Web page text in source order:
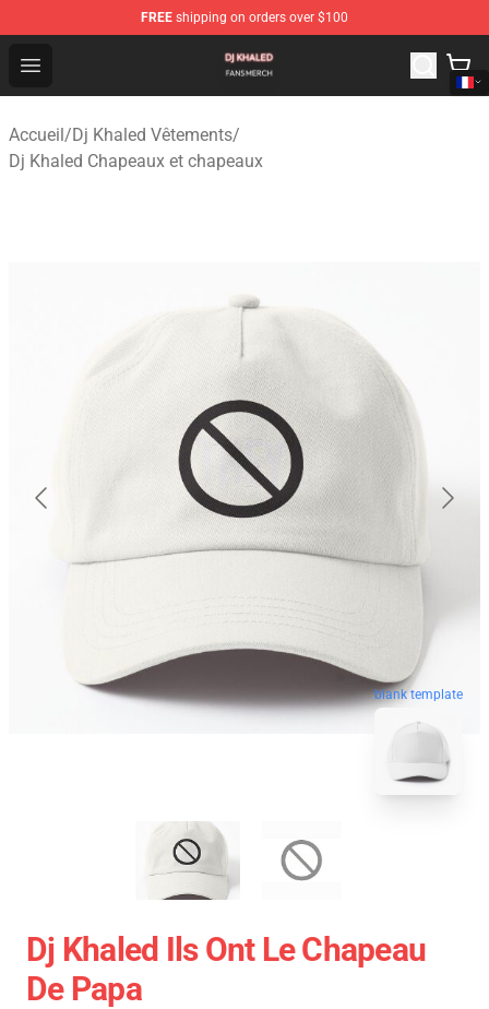
FREE shipping on orders over $100
Open menu
Dj Khaled Shop - Official Dj Khaled Merchandise Store
Accueil/Dj Khaled Vêtements/
Dj Khaled Chapeaux et chapeaux
blank template
Dj Khaled Ils Ont Le Chapeau
De Papa